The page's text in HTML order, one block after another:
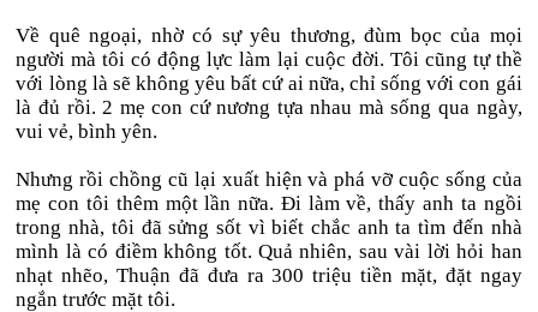
Về quê ngoại, nhờ có sự yêu thương, đùm bọc của mọi
người mà tôi có động lực làm lại cuộc đời. Tôi cũng tự thề
với lòng là sẽ không yêu bất cứ ai nữa, chỉ sống với con gái
là đủ rồi. 2 mẹ con cứ nương tựa nhau mà sống qua ngày,
vui vẻ, bình yên.
Nhưng rồi chồng cũ lại xuất hiện và phá vỡ cuộc sống của
mẹ con tôi thêm một lần nữa. Đi làm về, thấy anh ta ngồi
trong nhà, tôi đã sửng sốt vì biết chắc anh ta tìm đến nhà
mình là có điềm không tốt. Quả nhiên, sau vài lời hỏi han
nhạt nhẽo, Thuận đã đưa ra 300 triệu tiền mặt, đặt ngay
ngắn trước mặt tôi.